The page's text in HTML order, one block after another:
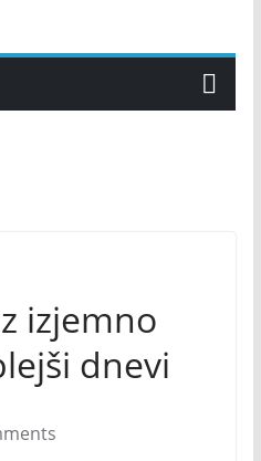
izjemno
dnevi